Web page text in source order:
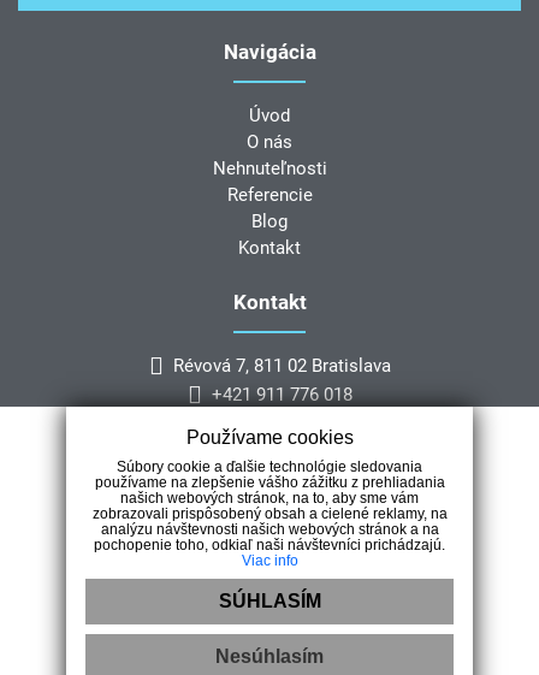
Navigácia
Úvod
O nás
Nehnuteľnosti
Referencie
Blog
Kontakt
Kontakt
Révová 7, 811 02 Bratislava
+421 911 776 018
info@rebeccarealestate.sk
Prinášame Vám vybrané nehnuteľnosti zo Slovenska ako aj z
TOP luxusných medzinárdoných lokalít.
Používame cookies
Súbory cookie a ďalšie technológie sledovania
používame na zlepšenie vášho zážitku z prehliadania
našich webových stránok, na to, aby sme vám
zobrazovali prispôsobený obsah a cielené reklamy, na
analýzu návštevnosti našich webových stránok a na
pochopenie toho, odkiaľ naši návštevníci prichádzajú.
Viac info
SÚHLASÍM
Nesúhlasím